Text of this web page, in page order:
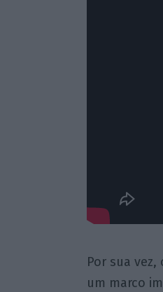
Por sua vez,
um marco